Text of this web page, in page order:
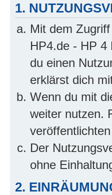
1.
Mit dem
HP4.de - HP 4
du einen
erklärst dich
Wenn du mit
weiter nutzen.
Der
ohne
2.